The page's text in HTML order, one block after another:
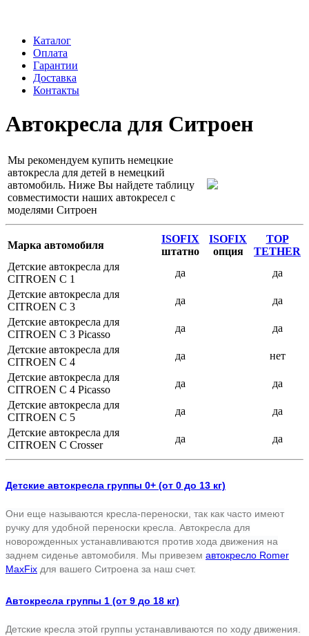
Каталог
Оплата
Гарантии
Доставка
Контакты
Автокресла для Ситроен
Мы рекомендуем купить немецкие
автокресла для детей в немецкий
автомобиль. Ниже Вы найдете таблицу
совместимости наших автокресел с
моделями Ситроен
Марка автомобиля
ISOFIX
штатно
ISOFIX
опция
TOP
TETHER
Детские автокресла для
CITROEN C 1
да
да
Детские автокресла для
CITROEN C 3
да
да
Детские автокресла для
CITROEN C 3 Picasso
да
да
Детские автокресла для
CITROEN C 4
да
нет
Детские автокресла для
CITROEN C 4 Picasso
да
да
Детские автокресла для
CITROEN C 5
да
да
Детские автокресла для
CITROEN С Crosser
да да
Детские автокресла группы 0+ (от 0 до 13 кг)
Они еще называются кресла-переноски, так как часто имеют
ручку для удобной переноски кресла. Автокресла для
новорожденных устанавливаются против хода движения на
заднем сиденье автомобиля. Мы привезем автокресло Romer
MaxFix для вашего Ситроена за наш счет.
Автокресла группы 1 (от 9 до 18 кг)
Детские кресла этой группы устанавливаются по ходу движения.